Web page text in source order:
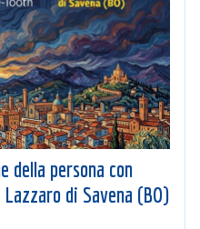
della persona con
di Savena (BO)